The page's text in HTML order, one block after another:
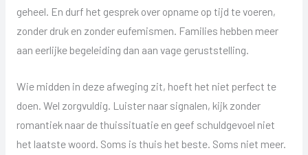
geheel. En durf het gesprek over opname op tijd te voeren,
zonder druk en zonder eufemismen. Families hebben meer
aan eerlijke begeleiding dan aan vage geruststelling.
Wie midden in deze afweging zit, hoeft het niet perfect te
doen. Wel zorgvuldig. Luister naar signalen, kijk zonder
romantiek naar de thuissituatie en geef schuldgevoel niet
het laatste woord. Soms is thuis het beste. Soms niet meer.